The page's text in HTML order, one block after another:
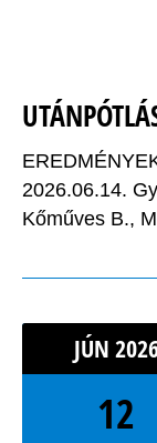
2026.06.14.
Kőműves B.,
JÚN
12